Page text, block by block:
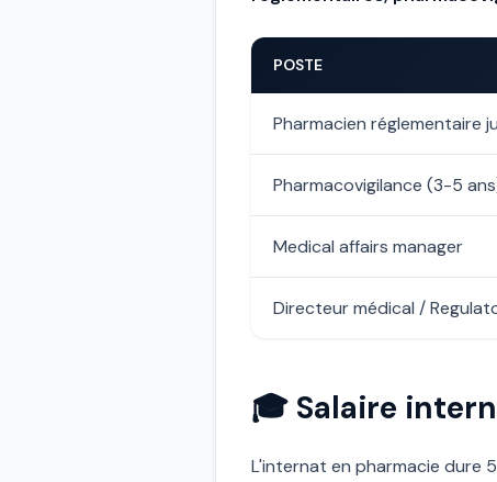
POSTE
Pharmacien réglementaire
Pharmacovigilance (3-5
Medical affairs manager
Directeur médical /
🎓 Salaire
L'internat en pharmacie dure